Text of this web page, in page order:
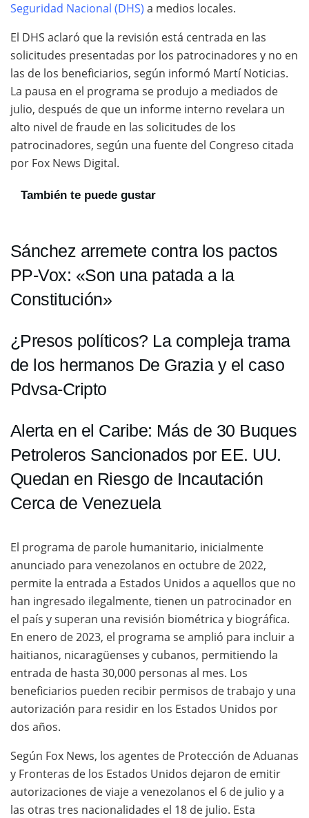
Seguridad Nacional (DHS) a medios locales.
El DHS aclaró que la revisión está centrada en las
solicitudes presentadas por los patrocinadores y no en
las de los beneficiarios, según informó Martí Noticias.
La pausa en el programa se produjo a mediados de
julio, después de que un informe interno revelara un
alto nivel de fraude en las solicitudes de los
patrocinadores, según una fuente del Congreso citada
por Fox News Digital.
También te puede gustar
Sánchez arremete contra los pactos
PP-Vox: «Son una patada a la
Constitución»
¿Presos políticos? La compleja trama
de los hermanos De Grazia y el caso
Pdvsa-Cripto
Alerta en el Caribe: Más de 30 Buques
Petroleros Sancionados por EE. UU.
Quedan en Riesgo de Incautación
Cerca de Venezuela
El programa de parole humanitario, inicialmente
anunciado para venezolanos en octubre de 2022,
permite la entrada a Estados Unidos a aquellos que no
han ingresado ilegalmente, tienen un patrocinador en
el país y superan una revisión biométrica y biográfica.
En enero de 2023, el programa se amplió para incluir a
haitianos, nicaragüenses y cubanos, permitiendo la
entrada de hasta 30,000 personas al mes. Los
beneficiarios pueden recibir permisos de trabajo y una
autorización para residir en los Estados Unidos por
dos años.
Según Fox News, los agentes de Protección de Aduanas
y Fronteras de los Estados Unidos dejaron de emitir
autorizaciones de viaje a venezolanos el 6 de julio y a
las otras tres nacionalidades el 18 de julio. Esta